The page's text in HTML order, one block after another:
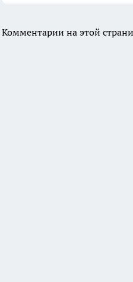
Комментарии на этой